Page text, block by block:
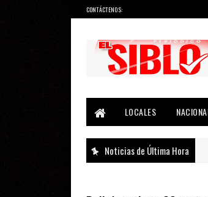
CONTÁCTENOS:
LOCALES
Noticias de Última Hora